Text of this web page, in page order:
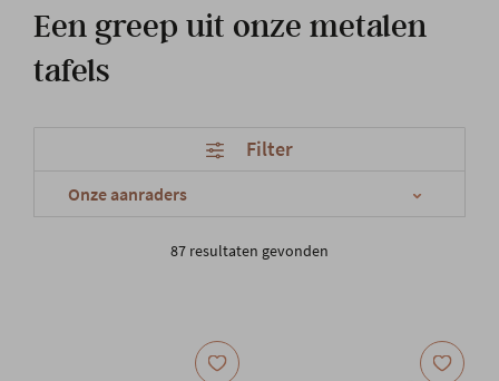
Inspiratie
Een greep uit onze metalen
tafels
Filter
87 resultaten gevonden